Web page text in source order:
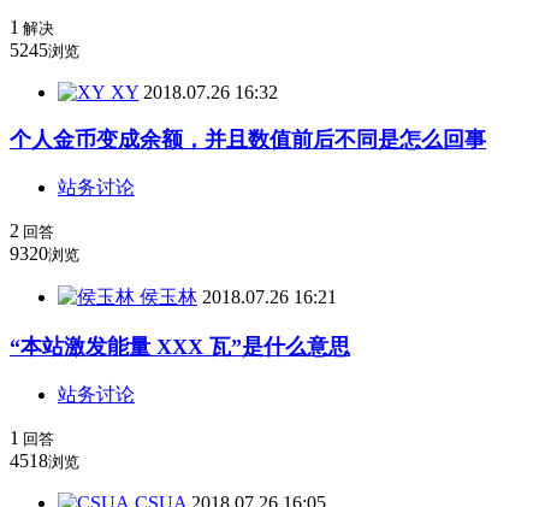
1 解决
5245浏览
XY 2018.07.26 16:32
个人金币变成余额，并且数值前后不同是怎么回事
站务讨论
2 回答
9320浏览
侯玉林 2018.07.26 16:21
“本站激发能量 XXX 瓦”是什么意思
站务讨论
1 回答
4518浏览
CSUA 2018.07.26 16:05